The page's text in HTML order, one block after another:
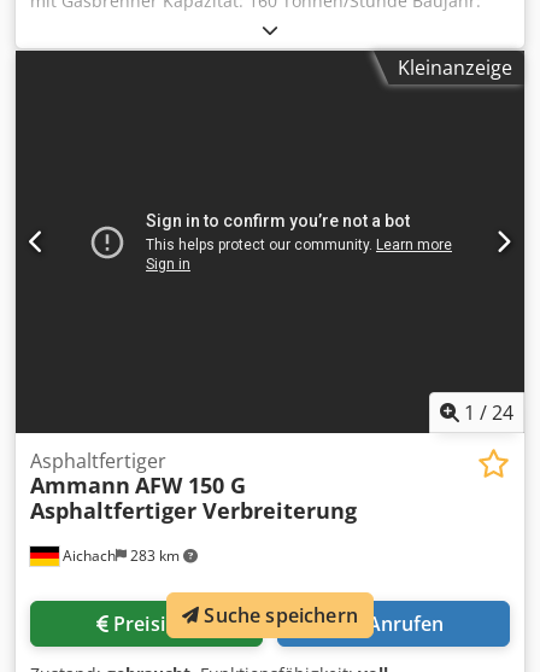
Kleinanzeige
1 /24
Aichach 283 km
Asphaltfertiger
Ammann AFW 150 G
Asphaltfertiger Verbreiterung
Preisinfo Anrufen
Suche speichern